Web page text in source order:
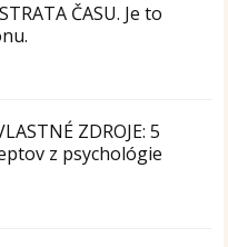
ČASU. Je to
ZDROJE: 5
z psychológie